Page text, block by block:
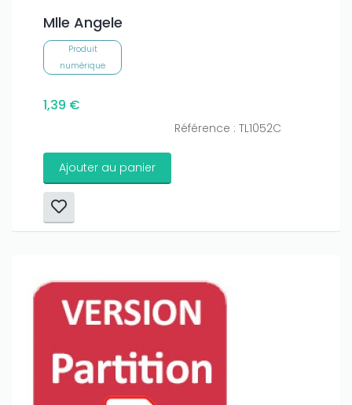
Mlle Angele
Produit
numérique
1,39 €
Référence : TL1052C
Ajouter au panier